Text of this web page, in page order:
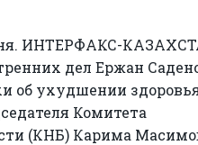
ИНТЕРФАКС-
дел Ержан
об ухудшении
Комитета
(КНБ) Карима